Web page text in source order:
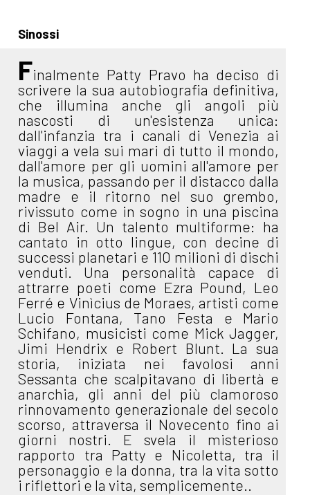
Sinossi
Finalmente Patty Pravo ha deciso di
scrivere la sua autobiografia definitiva,
che illumina anche gli angoli più
nascosti di un'esistenza unica:
dall'infanzia tra i canali di Venezia ai
viaggi a vela sui mari di tutto il mondo,
dall'amore per gli uomini all'amore per
la musica, passando per il distacco dalla
madre e il ritorno nel suo grembo,
rivissuto come in sogno in una piscina
di Bel Air. Un talento multiforme: ha
cantato in otto lingue, con decine di
successi planetari e 110 milioni di dischi
venduti. Una personalità capace di
attrarre poeti come Ezra Pound, Leo
Ferré e Vinìcius de Moraes, artisti come
Lucio Fontana, Tano Festa e Mario
Schifano, musicisti come Mick Jagger,
Jimi Hendrix e Robert Blunt. La sua
storia, iniziata nei favolosi anni
Sessanta che scalpitavano di libertà e
anarchia, gli anni del più clamoroso
rinnovamento generazionale del secolo
scorso, attraversa il Novecento fino ai
giorni nostri. E svela il misterioso
rapporto tra Patty e Nicoletta, tra il
personaggio e la donna, tra la vita sotto
i riflettori e la vita, semplicemente..